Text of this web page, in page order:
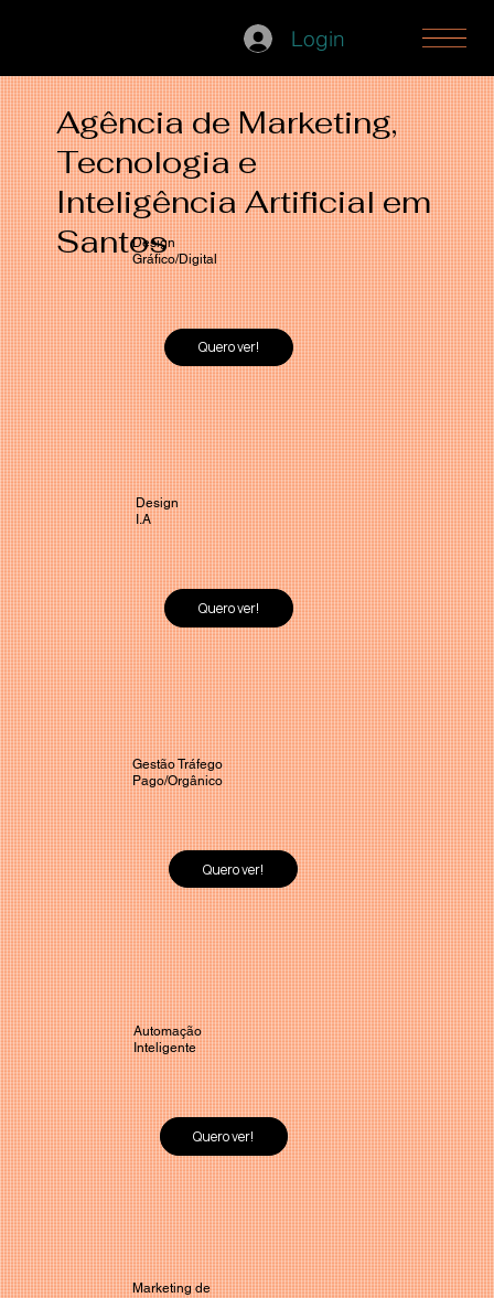
Login
Agência de Marketing,
Tecnologia e
Inteligência Artificial em
Santos
Design
Gráfico/Digital
Quero ver!
Design
I.A
Quero ver!
Gestão Tráfego
Pago/Orgânico
Quero ver!
Automação
Inteligente
Quero ver!
Marketing de